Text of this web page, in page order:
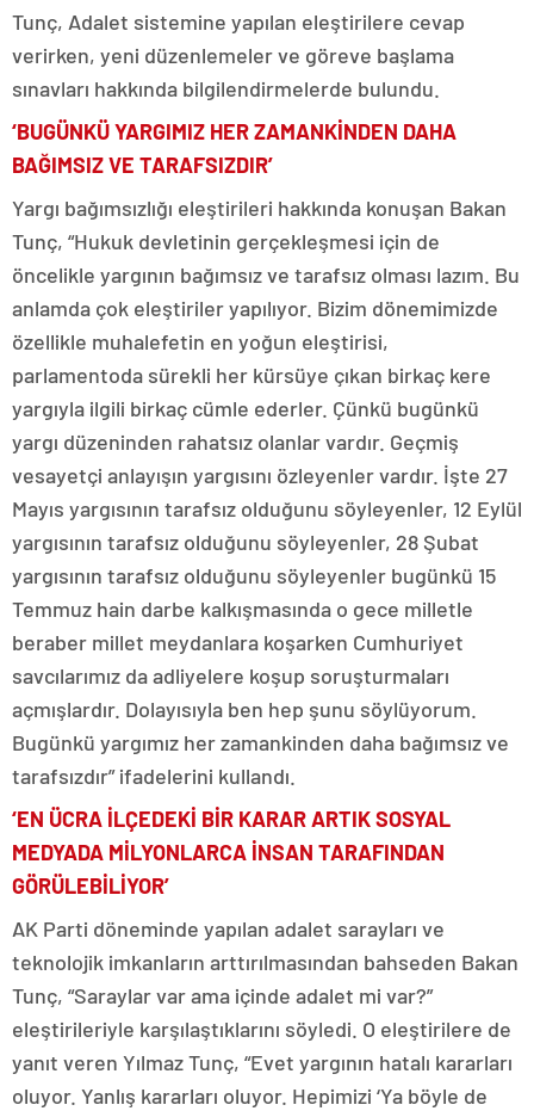
Tunç, Adalet sistemine yapılan eleştirilere cevap
verirken, yeni düzenlemeler ve göreve başlama
sınavları hakkında bilgilendirmelerde bulundu.
‘BUGÜNKÜ YARGIMIZ HER ZAMANKİNDEN DAHA
BAĞIMSIZ VE TARAFSIZDIR’
Yargı bağımsızlığı eleştirileri hakkında konuşan Bakan
Tunç, “Hukuk devletinin gerçekleşmesi için de
öncelikle yargının bağımsız ve tarafsız olması lazım. Bu
anlamda çok eleştiriler yapılıyor. Bizim dönemimizde
özellikle muhalefetin en yoğun eleştirisi,
parlamentoda sürekli her kürsüye çıkan birkaç kere
yargıyla ilgili birkaç cümle ederler. Çünkü bugünkü
yargı düzeninden rahatsız olanlar vardır. Geçmiş
vesayetçi anlayışın yargısını özleyenler vardır. İşte 27
Mayıs yargısının tarafsız olduğunu söyleyenler, 12 Eylül
yargısının tarafsız olduğunu söyleyenler, 28 Şubat
yargısının tarafsız olduğunu söyleyenler bugünkü 15
Temmuz hain darbe kalkışmasında o gece milletle
beraber millet meydanlara koşarken Cumhuriyet
savcılarımız da adliyelere koşup soruşturmaları
açmışlardır. Dolayısıyla ben hep şunu söylüyorum.
Bugünkü yargımız her zamankinden daha bağımsız ve
tarafsızdır” ifadelerini kullandı.
‘EN ÜCRA İLÇEDEKİ BİR KARAR ARTIK SOSYAL
MEDYADA MİLYONLARCA İNSAN TARAFINDAN
GÖRÜLEBİLİYOR’
AK Parti döneminde yapılan adalet sarayları ve
teknolojik imkanların arttırılmasından bahseden Bakan
Tunç, “Saraylar var ama içinde adalet mi var?”
eleştirileriyle karşılaştıklarını söyledi. O eleştirilere de
yanıt veren Yılmaz Tunç, “Evet yargının hatalı kararları
oluyor. Yanlış kararları oluyor. Hepimizi ‘Ya böyle de